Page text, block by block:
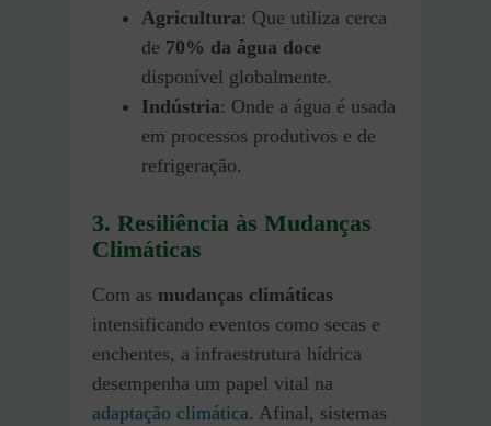
Agricultura: Que utiliza cerca
de 70% da água doce
disponível globalmente.
Indústria: Onde a água é usada
em processos produtivos e de
refrigeração.
3. Resiliência às Mudanças
Climáticas
Com as mudanças climáticas
intensificando eventos como secas e
enchentes, a infraestrutura hídrica
desempenha um papel vital na
adaptação climática. Afinal, sistemas